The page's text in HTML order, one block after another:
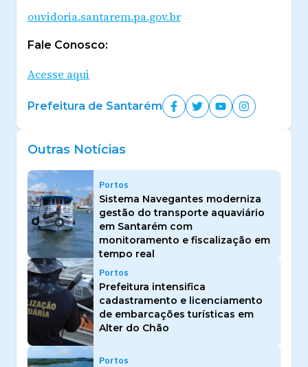
ouvidoria.santarem.pa.gov.br
Fale Conosco:
Acesse aqui
Prefeitura de Santarém
Outras Notícias
Portos
Sistema Navegantes moderniza
gestão do transporte aquaviário
em Santarém com
monitoramento e fiscalização em
tempo real
Portos
Prefeitura intensifica
cadastramento e licenciamento
de embarcações turísticas em
Alter do Chão
Portos